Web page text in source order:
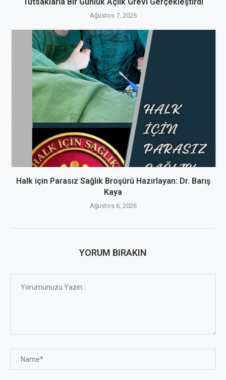
Ağustos 7, 2026
Halk için Parasız Sağlık Broşürü Hazırlayan: Dr. Barış
Kaya
Ağustos 6, 2026
YORUM BIRAKIN